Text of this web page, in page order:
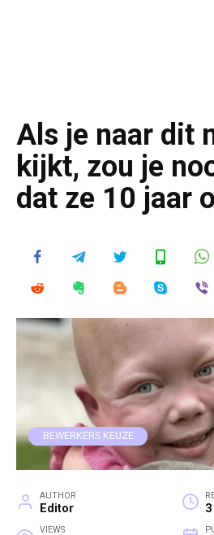
Als je naar dit
kijkt, zou je
dat ze 10 jaar
BEWERKERS KEUZE
AUTHOR
Editor
VIEWS